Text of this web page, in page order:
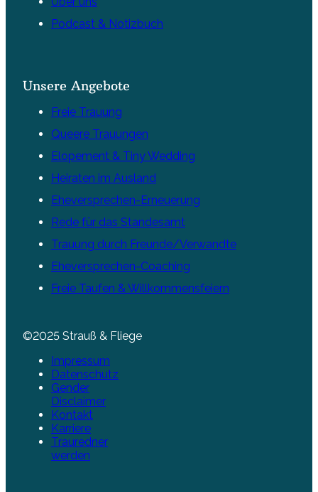
Podcast & Notizbuch
Unsere Angebote
Freie Trauung
Queere Trauungen
Elopement & Tiny Wedding
Heiraten im Ausland
Eheversprechen-Erneuerung
Rede für das Standesamt
Trauung durch Freunde/Verwandte
Eheversprechen-Coaching
Freie Taufen & Willkommensfeiern
©2025 Strauß & Fliege
Impressum
Datenschutz
Gender
Disclaimer
Kontakt
Karriere
Trauredner
werden